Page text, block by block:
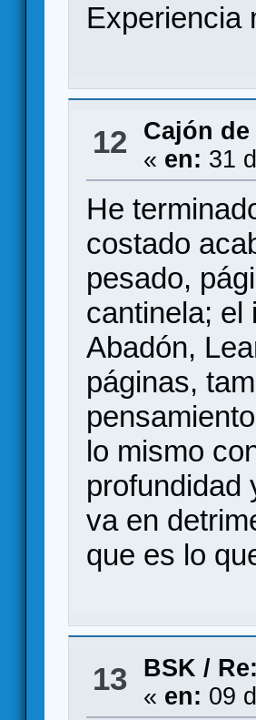
Experiencia
12 Cajón
« en: 31
He
costado
pesado,
cantinela; el
Abadón,
páginas,
lo mismo
profundidad
va en
que es lo
13 BSK /
« en: 09